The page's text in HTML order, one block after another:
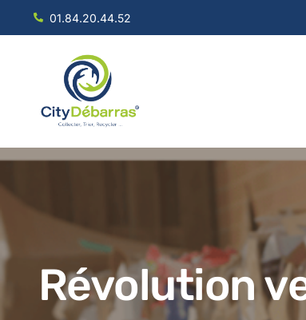
01.84.20.44.52
Révolution